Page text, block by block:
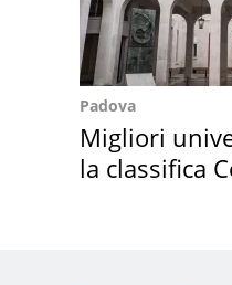
Padova
Migliori
la classifica